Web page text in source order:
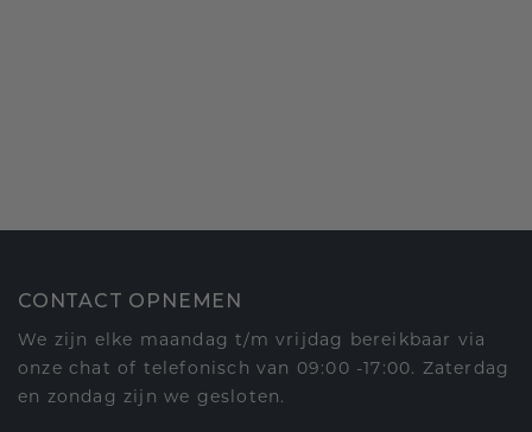
CONTACT OPNEMEN
We zijn elke maandag t/m vrijdag bereikbaar via
onze chat of telefonisch van 09:00 -17:00. Zaterdag
en zondag zijn we gesloten.